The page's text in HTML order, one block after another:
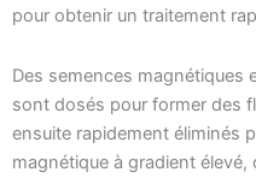
pour obtenir un traitement
Des semences magnétiques
sont dosés pour former des
ensuite rapidement éliminés
magnétique à gradient